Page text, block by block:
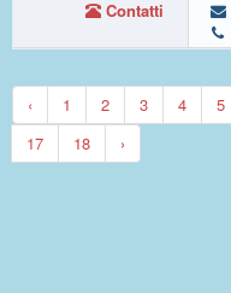
Contatti
‹ 1 2 3 4 5
17
18 ›